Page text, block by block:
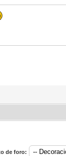
de foro: